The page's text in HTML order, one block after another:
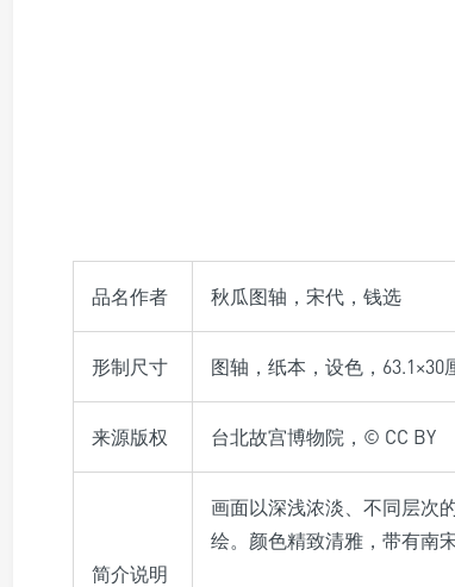
品名作者 秋瓜图轴，宋代，钱选
形制尺寸 图轴，纸本，设色，63.1×30
来源版权 台北故宫博物院，© CC BY
简介说明
画面以深浅浓淡、不同层次
绘。颜色精致清雅，带有南宋